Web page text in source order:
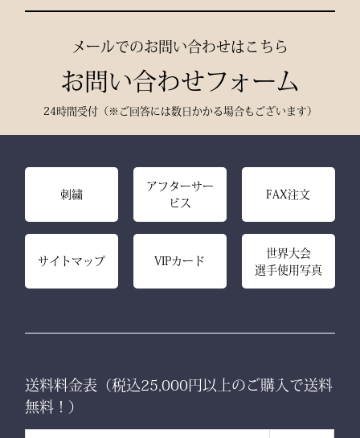
メールでのお問い合わせはこちら
お問い合わせフォーム
24時間受付（※ご回答には数日かかる場合もございます）
刺繍
アフターサー
ビス
FAX注文
サイトマップ VIPカード
世界大会
選手使用写真
送料料金表（税込25,000円以上のご購入で送料
無料！）